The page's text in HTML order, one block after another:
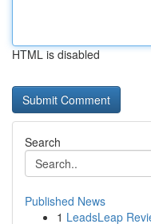
HTML is disabled
Search
Published News
1 LeadsLeap